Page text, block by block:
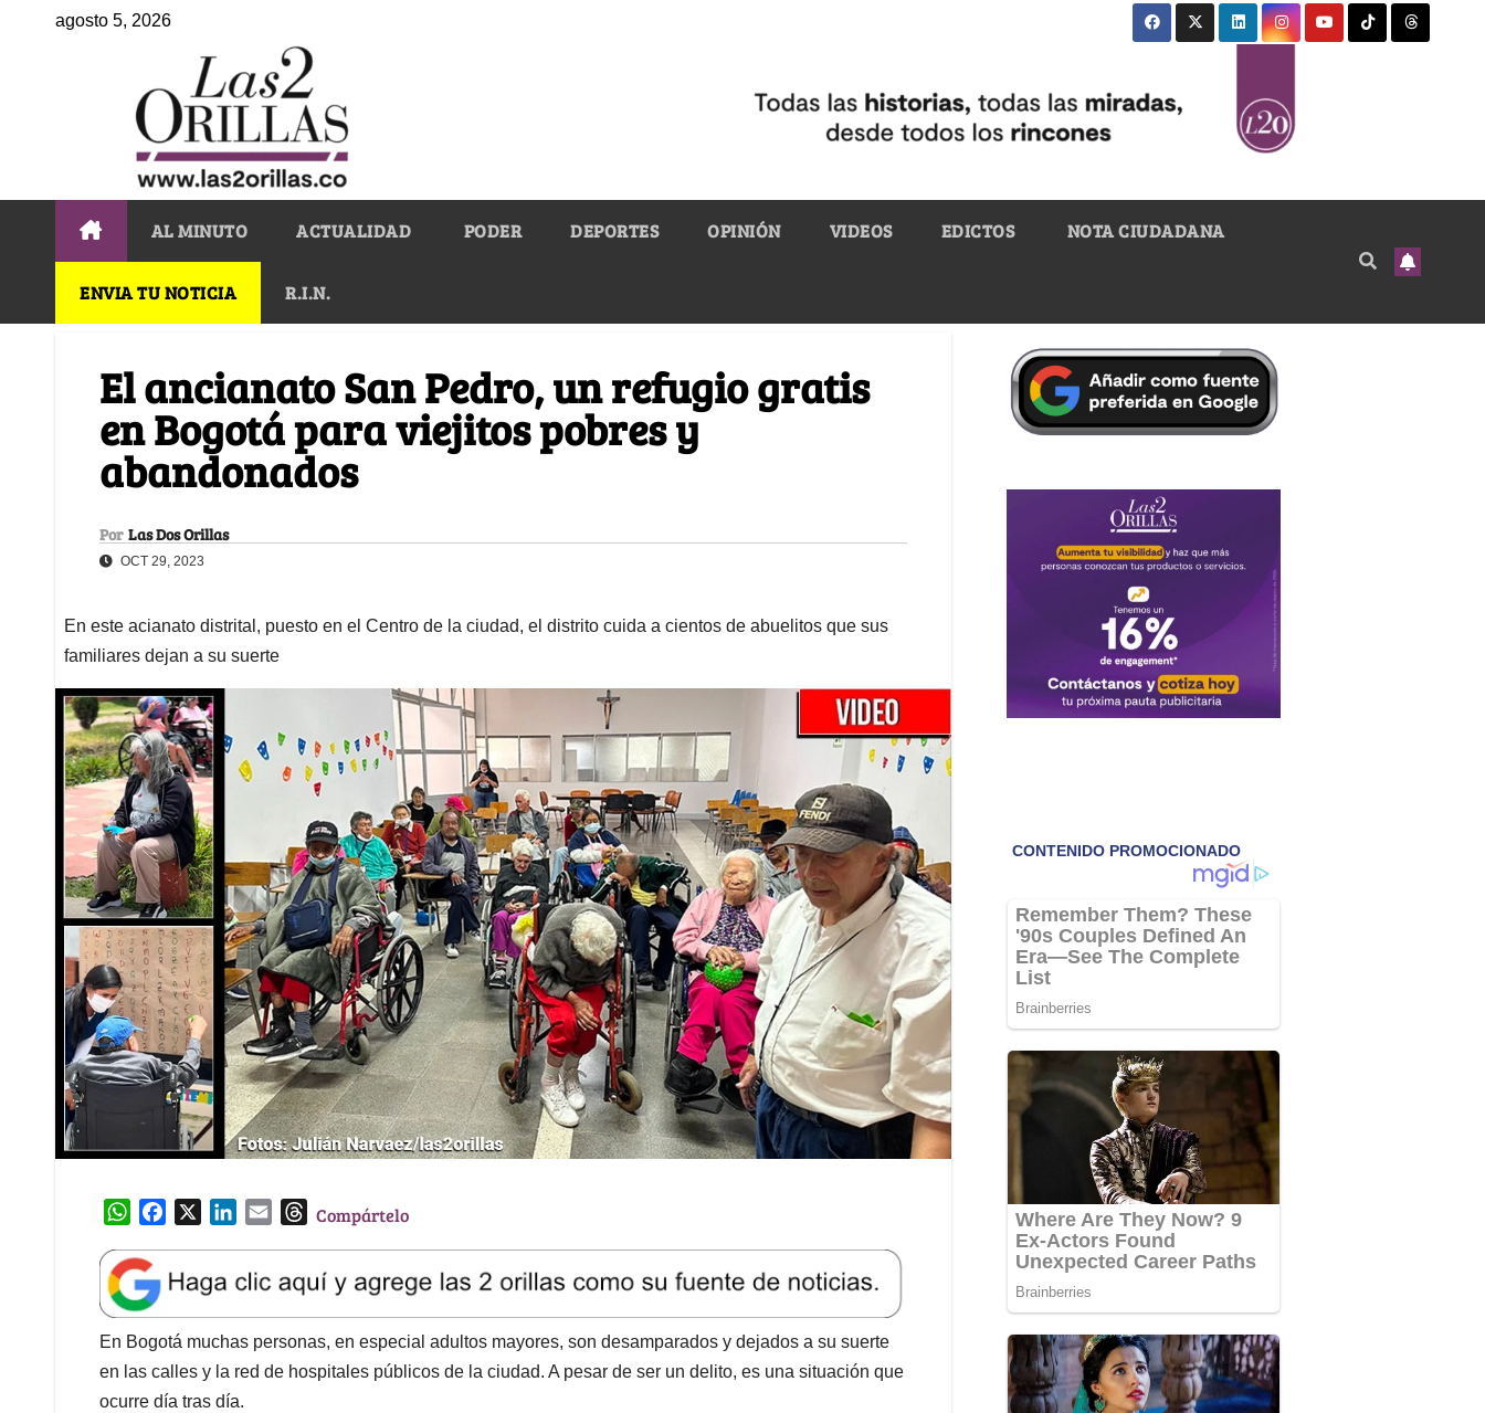
agosto 5, 2026
AL MINUTO ACTUALIDAD PODER DEPORTES OPINIÓN VIDEOS EDICTOS NOTA CIUDADANA
ENVIA TU NOTICIA R.I.N.
El ancianato San Pedro, un refugio gratis
en Bogotá para viejitos pobres y
abandonados
Por Las Dos Orillas
OCT 29, 2023
En este acianato distrital, puesto en el Centro de la ciudad, el distrito cuida a cientos de abuelitos que sus
familiares dejan a su suerte
W
a
t
s
A
p
p
e
b
o
o
k
k
e
d
I
n
l
T
e
a
d
s
Compártelo
En Bogotá muchas personas, en especial adultos mayores, son desamparados y dejados a su suerte
en las calles y la red de hospitales públicos de la ciudad. A pesar de ser un delito, es una situación que
ocurre día tras día.